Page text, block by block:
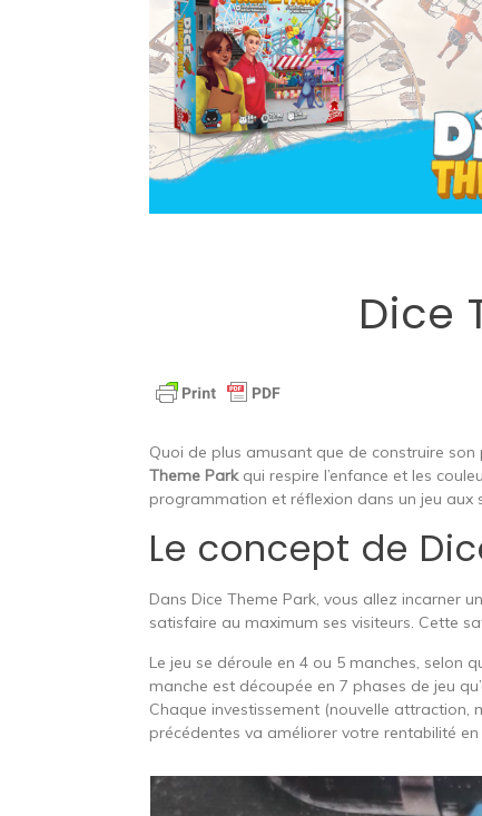
Dice
Quoi de plus amusant que de construire
Theme Parkqui respire l’enfance et les
programmation et réflexion dans un jeu aux
Le concept de
Dans Dice Theme Park, vous allez incarner
satisfaire au maximum ses visiteurs. Cette
Le jeu se déroule en 4 ou 5 manches, selon
manche est découpée en 7 phases de jeu
Chaque investissement (nouvelle
précédentes va améliorer votre rentabilité